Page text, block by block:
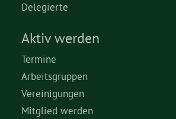
Delegierte
Aktiv werden
Termine
Arbeitsgruppen
Vereinigungen
Mitglied werden